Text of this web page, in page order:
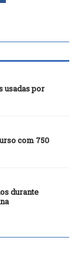
usadas por
com 750
durante